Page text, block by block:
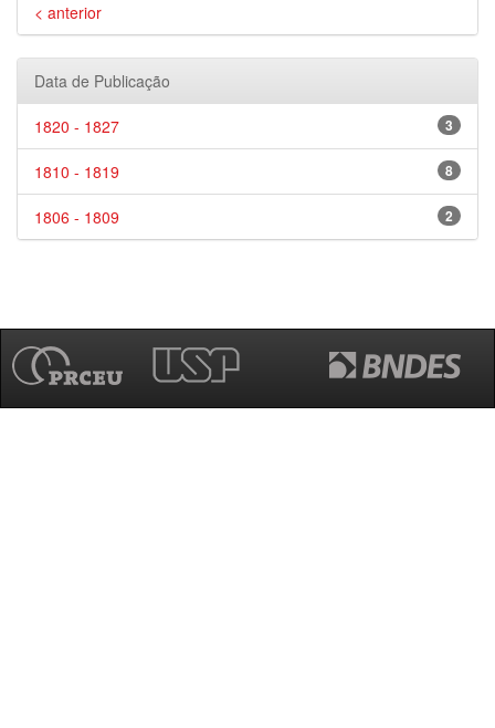
< anterior
Data de Publicação
3
1820 - 1827
8
1810 - 1819
2
1806 - 1809